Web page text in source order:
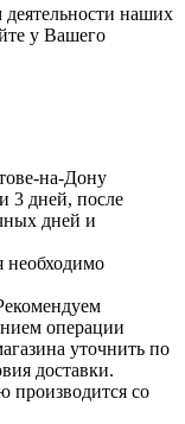
наших
у Вашего
на-Дону
3 дней, после
дней и
необходимо
операции
уточнить по
доставки.
производится со